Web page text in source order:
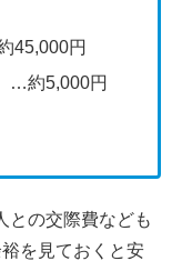
45,000円
…約5,000円
との交際費なども
を見ておくと安